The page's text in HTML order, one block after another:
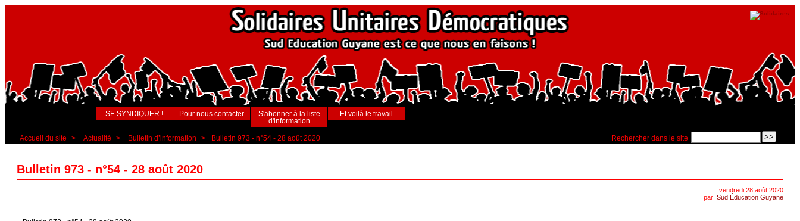
SE SYNDIQUER ! Pour nous contacter
S'abonner à la liste
d'information
Et voilà le travail
Rechercher dans le site
Accueil du site > Actualité > Bulletin d’information > Bulletin 973 - n°54 - 28 août 2020
Bulletin 973 - n°54 - 28 août 2020
vendredi 28 août 2020
par Sud Éducation Guyane